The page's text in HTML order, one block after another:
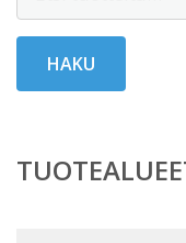
HAKU